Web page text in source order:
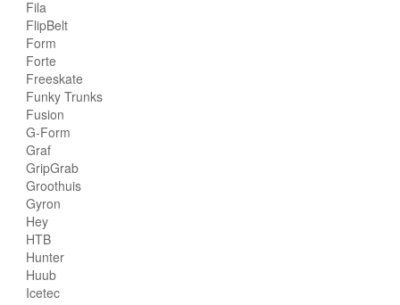
Fila
FlipBelt
Form
Forte
Freeskate
Funky Trunks
Fusion
G-Form
Graf
GripGrab
Groothuis
Gyron
Hey
HTB
Hunter
Huub
Icetec